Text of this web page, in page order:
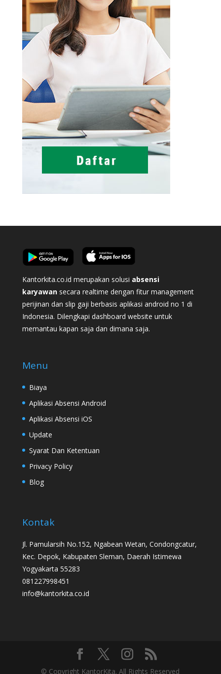
Kantorkita.co.id merupakan solusi absensi
karyawan secara realtime dengan fitur management
perijinan dan slip gaji berbasis aplikasi android no 1 di
Indonesia. Dilengkapi dashboard website untuk
memantau kapan saja dan dimana saja.
Menu
Biaya
Aplikasi Absensi Android
Aplikasi Absensi iOS
Update
Syarat Dan Ketentuan
Privacy Policy
Blog
Kontak
Jl. Pamularsih No.152, Ngabean Wetan, Condongcatur,
Kec. Depok, Kabupaten Sleman, Daerah Istimewa
Yogyakarta 55283
081227998451
info@kantorkita.co.id
© Copyright KantorKita. All Rights Reserved